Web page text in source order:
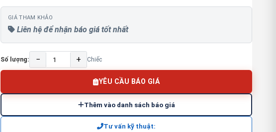
GIÁ THAM KHẢO
Liên hệ để nhận báo giá tốt nhất
Số lượng: − + Chiếc
YÊU CẦU BÁO GIÁ
Thêm vào danh sách báo giá
Tư vấn kỹ thuật: